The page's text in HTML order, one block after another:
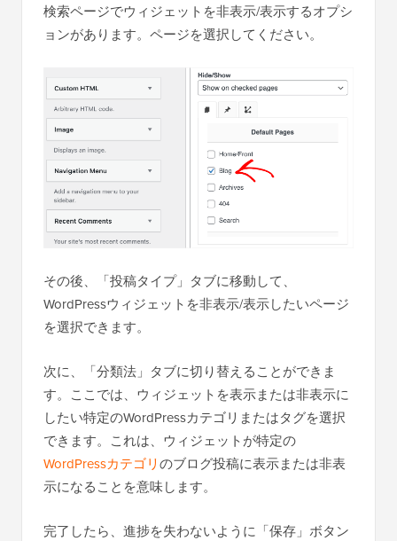
検索ページでウィジェットを非表示/表示するオプシ
ョンがあります。ページを選択してください。
その後、「投稿タイプ」タブに移動して、
WordPressウィジェットを非表示/表示したいページ
を選択できます。
次に、「分類法」タブに切り替えることができま
す。ここでは、ウィジェットを表示または非表示に
したい特定のWordPressカテゴリまたはタグを選択
できます。これは、ウィジェットが特定の
WordPressカテゴリのブログ投稿に表示または非表
示になることを意味します。
完了したら、進捗を失わないように「保存」ボタン